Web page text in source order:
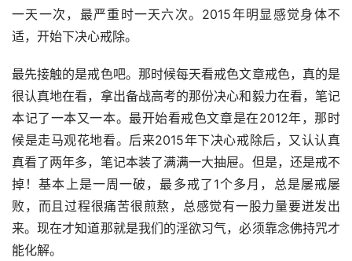
一天一次，最严重时一天六次。2015年明显感觉身体不
适，开始下决心戒除。
最先接触的是戒色吧。那时候每天看戒色文章戒色，真的是
很认真地在看，拿出备战高考的那份决心和毅力在看，笔记
本记了一本又一本。最开始看戒色文章是在2012年，那时
候是走马观花地看。后来2015年下决心戒除后，又认认真
真看了两年多，笔记本装了满满一大抽屉。但是，还是戒不
掉！基本上是一周一破，最多戒了1个多月，总是屡戒屡
败，而且过程很痛苦很煎熬，总感觉有一股力量要迸发出
来。现在才知道那就是我们的淫欲习气，必须靠念佛持咒才
能化解。